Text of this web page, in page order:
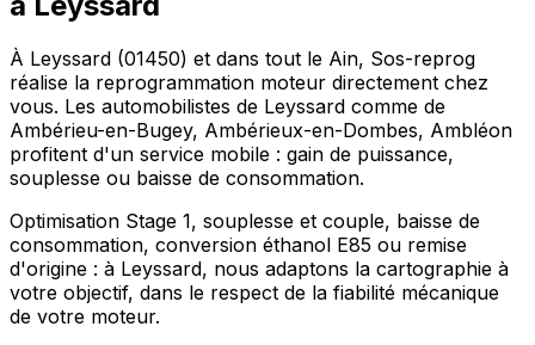
À Leyssard (01450) et dans tout le Ain, Sos-reprog
réalise la reprogrammation moteur directement chez
vous. Les automobilistes de Leyssard comme de
Ambérieu-en-Bugey, Ambérieux-en-Dombes, Ambléon
profitent d'un service mobile : gain de puissance,
souplesse ou baisse de consommation.
Optimisation Stage 1, souplesse et couple, baisse de
consommation, conversion éthanol E85 ou remise
d'origine : à Leyssard, nous adaptons la cartographie à
votre objectif, dans le respect de la fiabilité mécanique
de votre moteur.